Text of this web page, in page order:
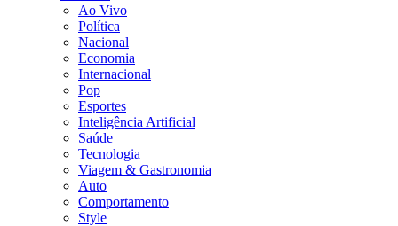
Ao Vivo
Política
Nacional
Economia
Internacional
Pop
Esportes
Inteligência Artificial
Saúde
Tecnologia
Viagem & Gastronomia
Auto
Comportamento
Style